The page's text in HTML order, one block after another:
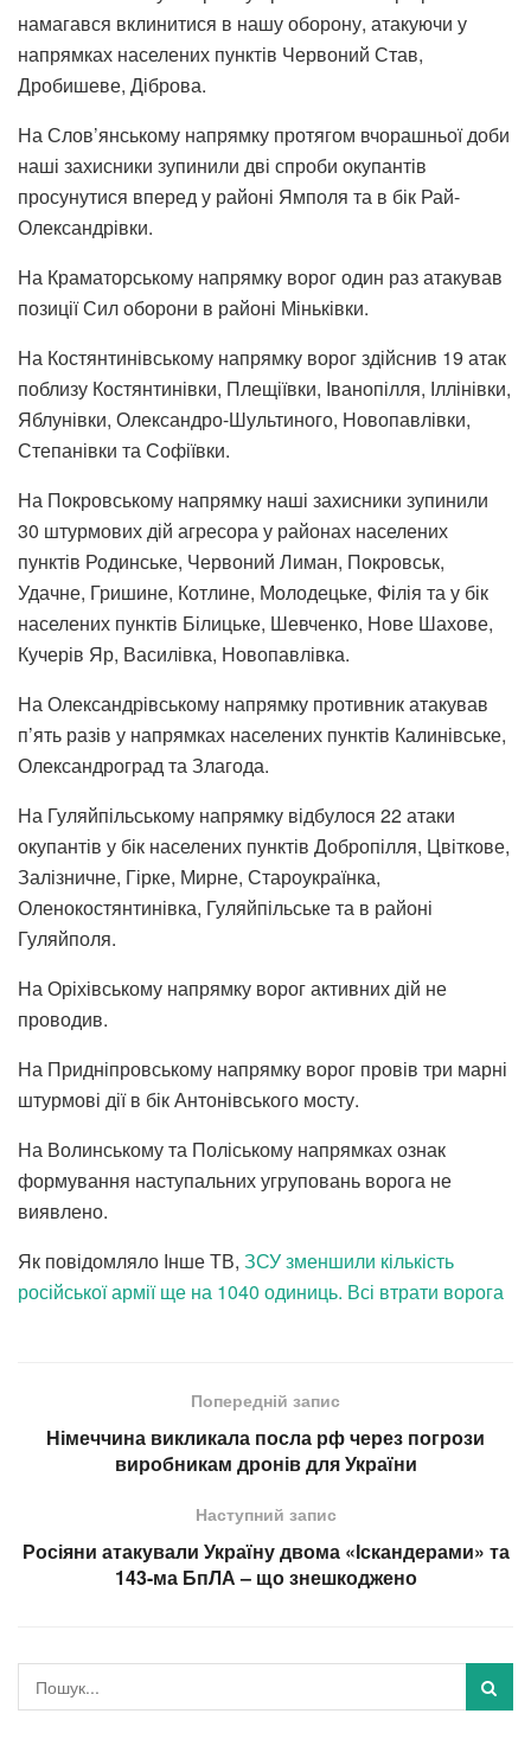
намагався вклинитися в нашу оборону, атакуючи у
напрямках населених пунктів Червоний Став,
Дробишеве, Діброва.
На Слов’янському напрямку протягом вчорашньої доби
наші захисники зупинили дві спроби окупантів
просунутися вперед у районі Ямполя та в бік Рай-
Олександрівки.
На Краматорському напрямку ворог один раз атакував
позиції Сил оборони в районі Міньківки.
На Костянтинівському напрямку ворог здійснив 19 атак
поблизу Костянтинівки, Плещіївки, Іванопілля, Іллінівки,
Яблунівки, Олександро-Шультиного, Новопавлівки,
Степанівки та Софіївки.
На Покровському напрямку наші захисники зупинили
30 штурмових дій агресора у районах населених
пунктів Родинське, Червоний Лиман, Покровськ,
Удачне, Гришине, Котлине, Молодецьке, Філія та у бік
населених пунктів Білицьке, Шевченко, Нове Шахове,
Кучерів Яр, Василівка, Новопавлівка.
На Олександрівському напрямку противник атакував
п’ять разів у напрямках населених пунктів Калинівське,
Олександроград та Злагода.
На Гуляйпільському напрямку відбулося 22 атаки
окупантів у бік населених пунктів Добропілля, Цвіткове,
Залізничне, Гірке, Мирне, Староукраїнка,
Оленокостянтинівка, Гуляйпільське та в районі
Гуляйполя.
На Оріхівському напрямку ворог активних дій не
проводив.
На Придніпровському напрямку ворог провів три марні
штурмові дії в бік Антонівського мосту.
На Волинському та Поліському напрямках ознак
формування наступальних угруповань ворога не
виявлено.
Як повідомляло Інше ТВ, ЗСУ зменшили кількість
російської армії ще на 1040 одиниць. Всі втрати ворога
Попередній запис
Німеччина викликала посла рф через погрози
виробникам дронів для України
Наступний запис
Росіяни атакували Україну двома «Іскандерами» та
143-ма БпЛА – що знешкоджено